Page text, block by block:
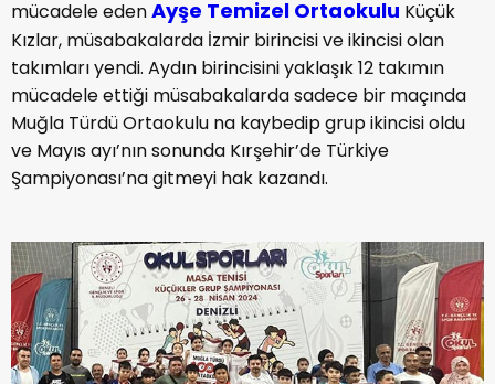
mücadele edenAyşe Temizel Ortaokulu Küçük
Kızlar, müsabakalarda İzmir birincisi ve ikincisi olan
takımları yendi. Aydın birincisini yaklaşık 12 takımın
mücadele ettiği müsabakalarda sadece bir maçında
Muğla Türdü Ortaokulu na kaybedip grup ikincisi oldu
ve Mayıs ayı’nın sonunda Kırşehir’de Türkiye
Şampiyonası’na gitmeyi hak kazandı.